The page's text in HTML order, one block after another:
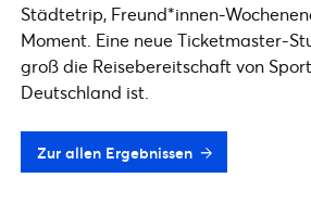
Städtetrip, Freund*innen-
Moment. Eine neue Ticketmaster-
groß die Reisebereitschaft von
Deutschland ist.
Zur allen Ergebnissen